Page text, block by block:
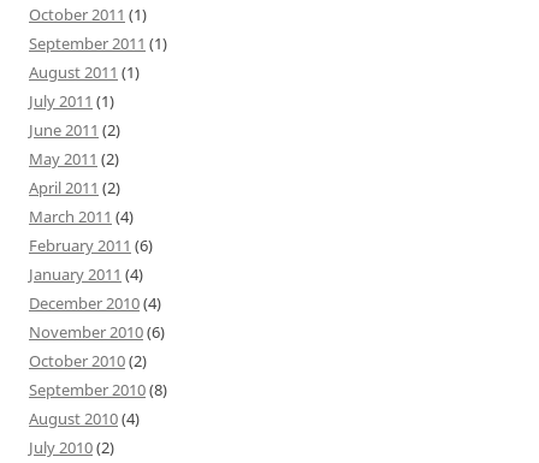
October 2011 (1)
September 2011 (1)
August 2011 (1)
July 2011 (1)
June 2011 (2)
May 2011 (2)
April 2011 (2)
March 2011 (4)
February 2011 (6)
January 2011 (4)
December 2010(4)
November 2010(6)
October 2010(2)
September 2010(8)
August 2010(4)
July 2010(2)